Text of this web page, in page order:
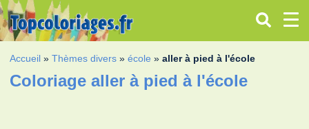
Accueil »Thèmes divers »école »aller à pied à l'école
Coloriage aller à pied à l'école